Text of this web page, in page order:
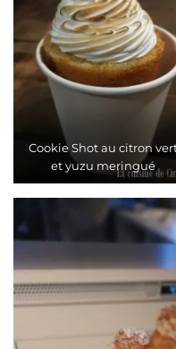
Cookie Shot au citron
et yuzu meringué